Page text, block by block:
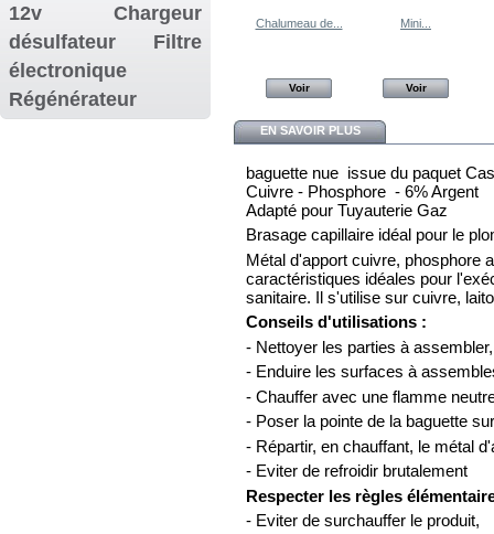
12v
Chargeur
désulfateur
Filtre
électronique
Régénérateur
Chalumeau de...
Voir
Mini...
Voir
EN SAVOIR PLUS
baguette nue issue du paquet
Cuivre - Phosphore - 6% Argent
Adapté pour Tuyauterie Gaz
Brasage capillaire idéal pour le
Métal d'apport cuivre, phosphore
caractéristiques idéales pour
sanitaire. Il s'utilise sur cuivre,
Conseils d'utilisations :
- Nettoyer les parties à
- Enduire les surfaces à
- Chauffer avec une flamme
- Poser la pointe de la baguette
- Répartir, en chauffant, le métal
- Eviter de refroidir brutalement
Respecter les règles
- Eviter de surchauffer le produit,